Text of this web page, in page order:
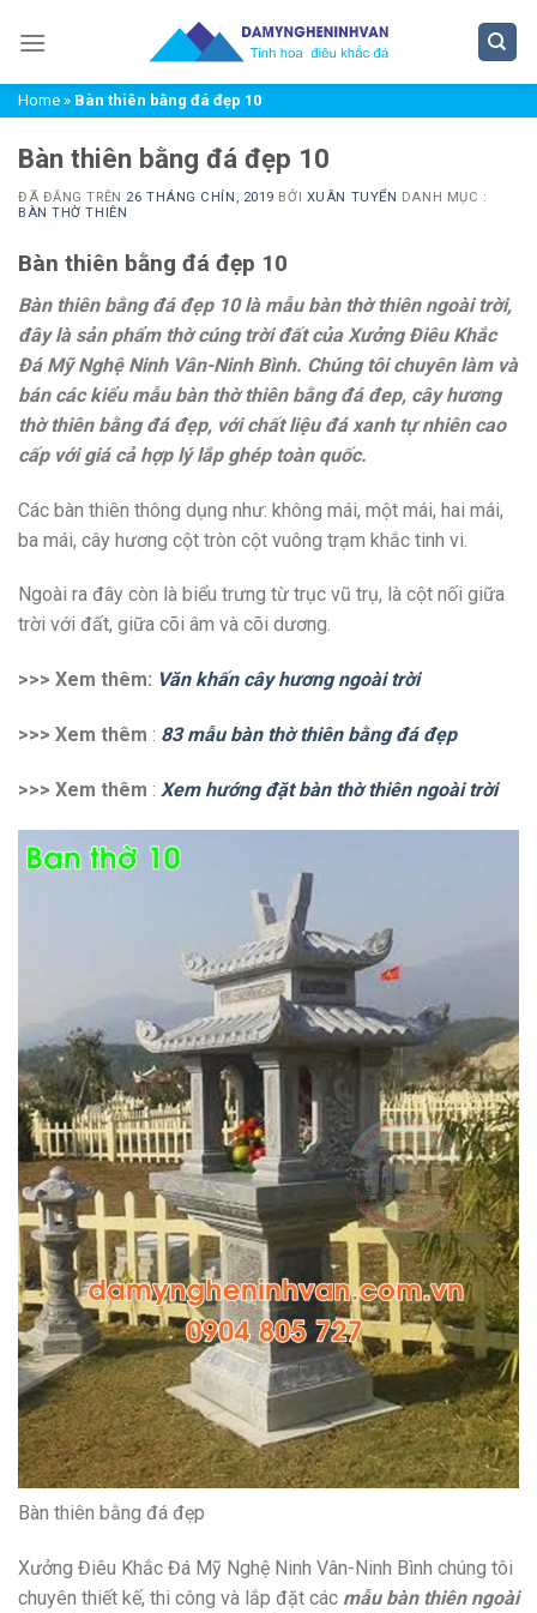
đến
dungHome » Bàn thiên bằng đá đẹp 10
Bàn thiên bằng đá đẹp 10
ĐÃ ĐĂNG TRÊN 26 THÁNG CHÍN, 2019 BỞI XUÂN TUYỂN
DANH MỤC :
BÀN THỜ THIÊN
Bàn thiên bằng đá đẹp 10
Bàn thiên bằng đá đẹp 10 là mẫu bàn thờ thiên ngoài trời,
đây là sản phẩm thờ cúng trời đất của Xưởng Điêu Khắc
Đá Mỹ Nghệ Ninh Vân-Ninh Bình. Chúng tôi chuyên làm và
bán các kiểu mẫu bàn thờ thiên bằng đá đep, cây hương
thờ thiên bằng đá đẹp, với chất liệu đá xanh tự nhiên cao
cấp với giá cả hợp lý lắp ghép toàn quốc.
Các bàn thiên thông dụng như: không mái, một mái, hai mái,
ba mái, cây hương cột tròn cột vuông trạm khắc tinh vi.
Ngoài ra đây còn là biểu trưng từ trục vũ trụ, là cột nối giữa
trời với đất, giữa cõi âm và cõi dương.
>>> Xem thêm: Văn khấn cây hương ngoài trời
>>> Xem thêm : 83 mẫu bàn thờ thiên bằng đá đẹp
>>> Xem thêm : Xem hướng đặt bàn thờ thiên ngoài trời
Bàn thiên bằng đá đẹp
Xưởng Điêu Khắc Đá Mỹ Nghệ Ninh Vân-Ninh Bình chúng tôi
chuyên thiết kế, thi công và lắp đặt các mẫu bàn thiên ngoài